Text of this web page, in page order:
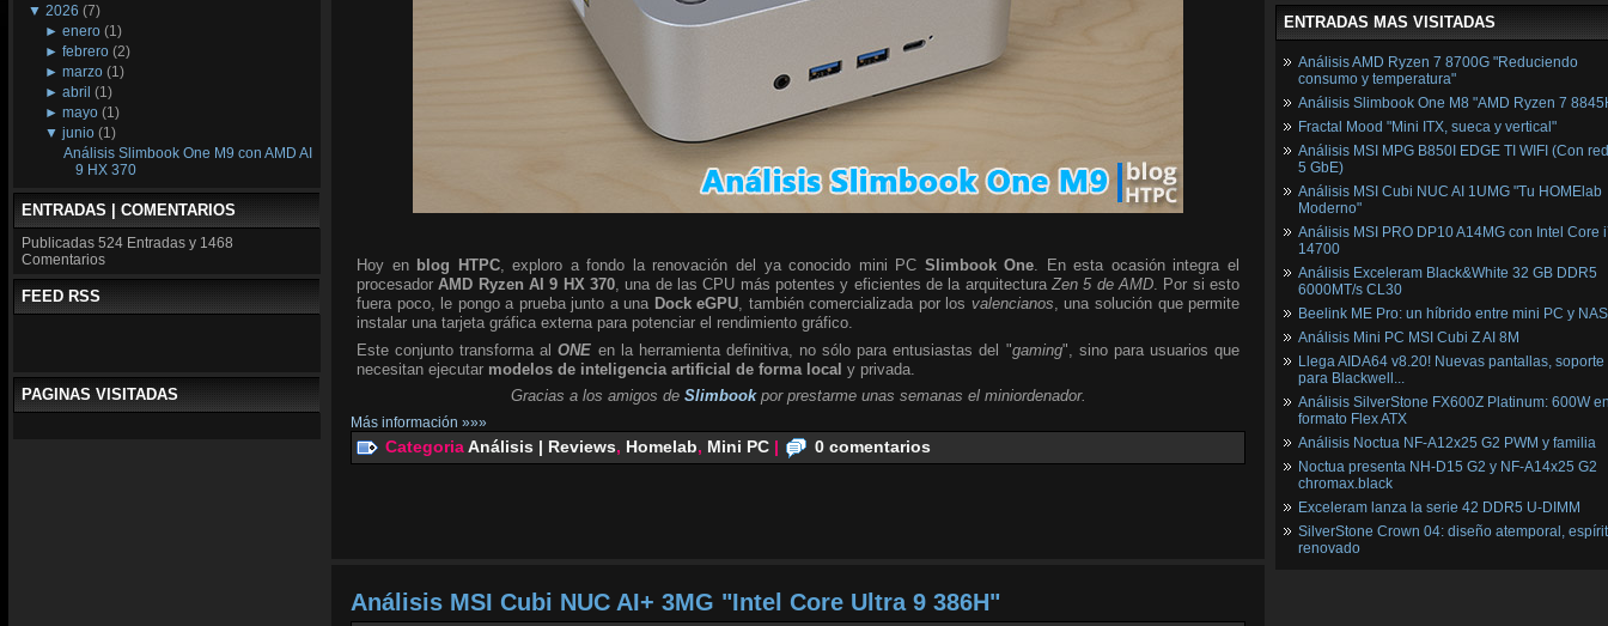
▼ 2026 (7)
►enero (1)
►febrero (2)
►marzo (1)
►abril (1)
►mayo (1)
▼junio (1)
Análisis Slimbook One M9 con AMD AI
9 HX 370
ENTRADAS | COMENTARIOS
Publicadas 524 Entradas y 1468
Comentarios
FEED RSS
PAGINAS VISITADAS
Hoy en blog HTPC, exploro a fondo la renovación del ya conocido mini PC Slimbook One. En esta ocasión integra el
procesadorAMD Ryzen AI 9 HX 370, una de las CPU más potentes y eficientes de la arquitecturaZen 5 de AMD. Por si esto
fuera poco, le pongo a prueba junto a una Dock eGPU, también comercializada por los valencianos, una solución que permite
instalar una tarjeta gráfica externa para potenciar el rendimiento gráfico.
Este conjunto transforma alONE en la herramienta definitiva, no sólo para entusiastas del "gaming", sino para usuarios que
necesitan ejecutar modelos de inteligencia artificial de forma local y privada.
Gracias a los amigos de Slimbook por prestarme unas semanas el miniordenador.
Más información »»»
CategoriaAnálisis | Reviews, Homelab, Mini PC | 0 comentarios
Análisis MSI Cubi NUC AI+ 3MG "Intel Core Ultra 9 386H"
ENTRADAS MAS VISITADAS
Análisis AMD Ryzen 7 8700G "Reduciendo
consumo y temperatura"
Análisis Slimbook One M8 "AMD Ryzen 7
Fractal Mood "Mini ITX, sueca y vertical"
Análisis MSI MPG B850I EDGE TI WIFI (Con
5 GbE)
Análisis MSI Cubi NUC AI 1UMG "Tu HOMElab
Moderno"
Análisis MSI PRO DP10 A14MG con Intel Core
14700
Análisis Exceleram Black&White 32 GB DDR5
6000MT/s CL30
Beelink ME Pro: un híbrido entre mini PC y NAS
Análisis Mini PC MSI Cubi Z AI 8M
Llega AIDA64 v8.20! Nuevas pantallas, soporte
para Blackwell...
Análisis SilverStone FX600Z Platinum: 600W
formato Flex ATX
Análisis Noctua NF-A12x25 G2 PWM y familia
Noctua presenta NH-D15 G2 y NF-A14x25 G2
chromax.black
Exceleram lanza la serie 42 DDR5 U-DIMM
SilverStone Crown 04: diseño atemporal,
renovado